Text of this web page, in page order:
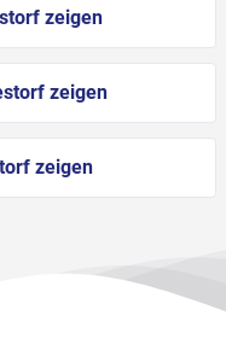
zeigen
zeigen
zeigen